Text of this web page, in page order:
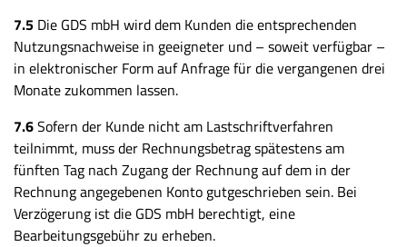
7.5 Die GDS mbH wird dem Kunden die entsprechenden
Nutzungsnachweise in geeigneter und – soweit verfügbar –
in elektronischer Form auf Anfrage für die vergangenen drei
Monate zukommen lassen.
7.6Sofern der Kunde nicht am Lastschriftverfahren
teilnimmt, muss der Rechnungsbetrag spätestens am
fünften Tag nach Zugang der Rechnung auf dem in der
Rechnung angegebenen Konto gutgeschrieben sein. Bei
Verzögerung ist die GDS mbH berechtigt, eine
Bearbeitungsgebühr zu erheben.